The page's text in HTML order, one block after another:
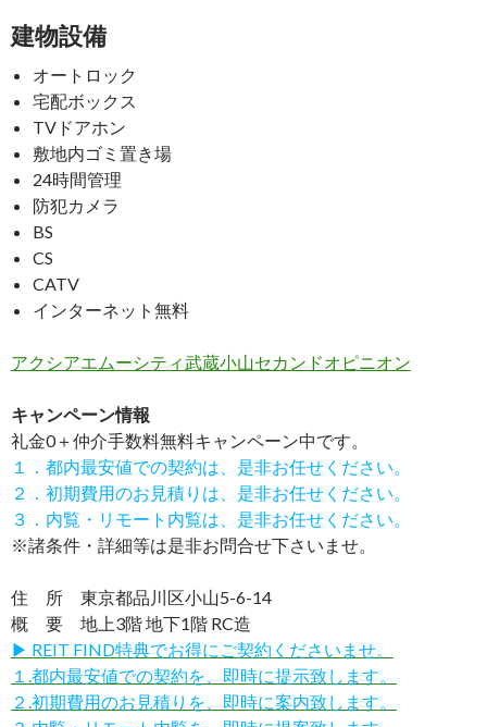
建物設備
オートロック
宅配ボックス
TVドアホン
敷地内ゴミ置き場
24時間管理
防犯カメラ
BS
CS
CATV
インターネット無料
アクシアエムーシティ武蔵小山セカンドオピニオン
キャンペーン情報
礼金0＋仲介手数料無料キャンペーン中です。
１．都内最安値での契約は、是非お任せください。
２．初期費用のお見積りは、是非お任せください。
３．内覧・リモート内覧は、是非お任せください。
※諸条件・詳細等は是非お問合せ下さいませ。
住 所 東京都品川区小山5-6-14
概 要 地上3階 地下1階 RC造
▶ REIT FIND特典でお得にご契約くださいませ。
１.都内最安値での契約を、即時に提示致します。
２.初期費用のお見積りを、即時に案内致します。